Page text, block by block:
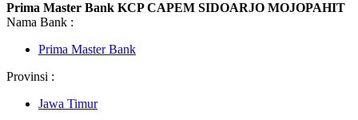
Prima Master Bank KCP CAPEM SIDOARJO MOJOPAHIT
Nama Bank :
Prima Master Bank
Provinsi :
Jawa Timur